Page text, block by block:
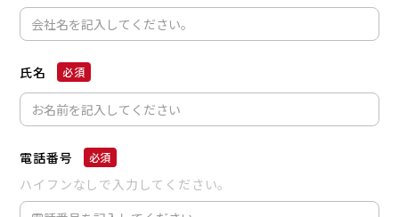
氏名
電話番号
ハイフンなしで入力してください。